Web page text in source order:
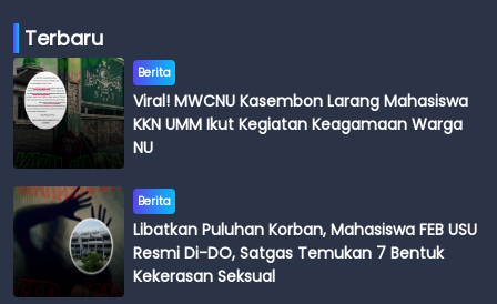
Terbaru
Berita
Viral! MWCNU Kasembon Larang Mahasiswa
KKN UMM Ikut Kegiatan Keagamaan Warga
NU
Berita
Libatkan Puluhan Korban, Mahasiswa FEB USU
Resmi Di-DO, Satgas Temukan 7 Bentuk
Kekerasan Seksual